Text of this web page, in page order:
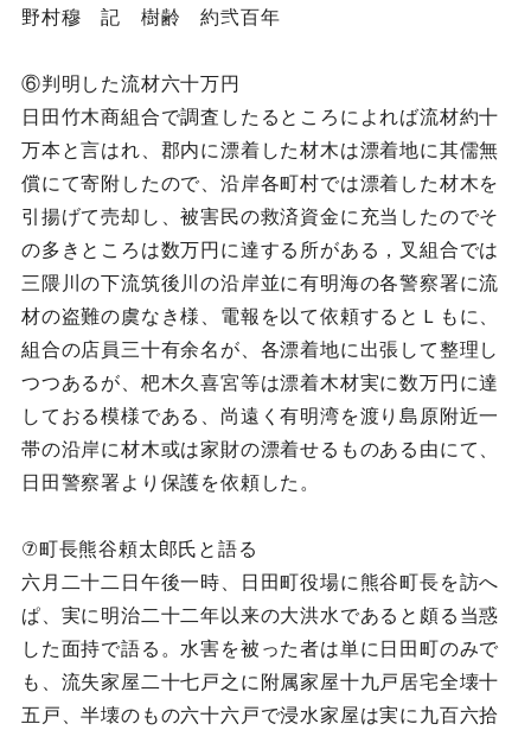
野村穆 記 樹齢 約弐百年
⑥判明した流材六十万円
日田竹木商組合で調査したるところによれば流材約十
万本と言はれ、郡内に漂着した材木は漂着地に其儒無
償にて寄附したので、沿岸各町村では漂着した材木を
引揚げて売却し、被害民の救済資金に充当したのでそ
の多きところは数万円に達する所がある，叉組合では
三隈川の下流筑後川の沿岸並に有明海の各警察署に流
材の盗難の虞なき様、電報を以て依頼するとＬもに、
組合の店員三十有余名が、各漂着地に出張して整理し
つつあるが、杷木久喜宮等は漂着木材実に数万円に達
しておる模様である、尚遠く有明湾を渡り島原附近一
帯の沿岸に材木或は家財の漂着せるものある由にて、
日田警察署より保護を依頼した。
⑦町長熊谷頼太郎氏と語る
六月二十二日午後一時、日田町役場に熊谷町長を訪へ
ぱ、実に明治二十二年以来の大洪水であると頗る当惑
した面持で語る。水害を被った者は単に日田町のみで
も、流失家屋二十七戸之に附属家屋十九戸居宅全壊十
五戸、半壊のもの六十六戸で浸水家屋は実に九百六拾